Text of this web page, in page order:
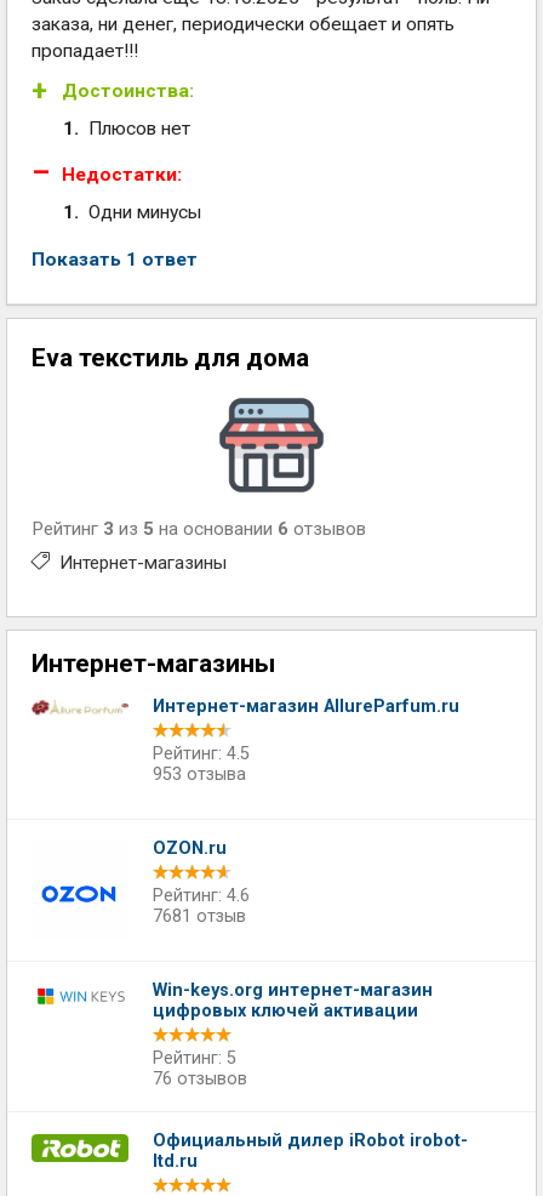
заказа, ни денег, периодически обещает и опять
пропадает!!!
Достоинства:
Плюсов нет
Недостатки:
Одни минусы
Показать 1 ответ
Eva текстиль для дома
Рейтинг 3 из 5 на основании 6 отзывов
Интернет-магазины
Интернет-магазины
Интернет-магазин AllureParfum.ru
Рейтинг: 4.5
953 отзыва
OZON.ru
Рейтинг: 4.6
7681 отзыв
Win-keys.org интернет-магазин
цифровых ключей активации
Рейтинг: 5
76 отзывов
Официальный дилер iRobot irobot-
ltd.ru